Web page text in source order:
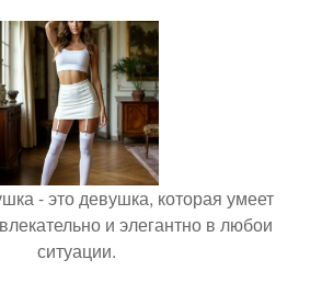
- это девушка, которая умеет
и элегантно в любои
ситуации.